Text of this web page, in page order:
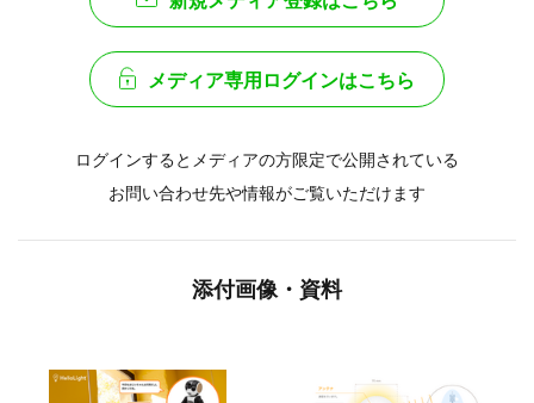
メディア専用ログインはこちら
ログインするとメディアの方限定で公開されている
お問い合わせ先や情報がご覧いただけます
添付画像・資料